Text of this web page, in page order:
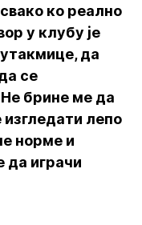
ко реално
у клубу је
да
се
брине ме да
лепо
норме и
да играчи